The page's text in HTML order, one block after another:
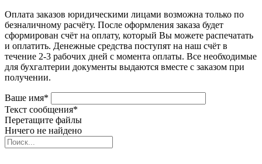
Оплата заказов юридическими лицами возможна только по
безналичному расчёту. После оформления заказа будет
сформирован счёт на оплату, который Вы можете распечатать
и оплатить. Денежные средства поступят на наш счёт в
течение 2-3 рабочих дней с момента оплаты. Все необходимые
для бухгалтерии документы выдаются вместе с заказом при
получении.
Ваше имя*
Текст сообщения*
Перетащите файлы
Ничего не найдено